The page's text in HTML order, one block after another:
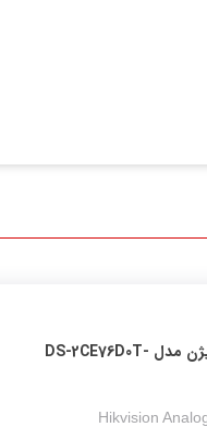
دوربین مداربسته آنالـوگ هایک ویژن مدل DS-2CE76D0T-
Hikvision